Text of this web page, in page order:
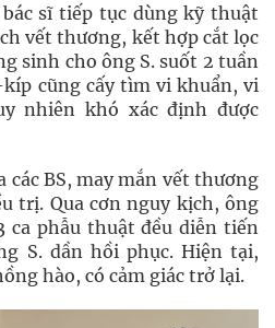
sĩ tiếp tục dùng kỹ thuật
vết thương, kết hợp cắt lọc
sinh cho ông S. suốt 2 tuần
cũng cấy tìm vi khuẩn, vi
nhiên khó xác định được
các BS, may mắn vết thương
trị. Qua cơn nguy kịch, ông
ca phẫu thuật đều diễn tiến
S. dần hồi phục. Hiện tại,
hào, có cảm giác trở lại.